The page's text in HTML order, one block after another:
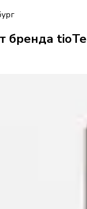
бренда